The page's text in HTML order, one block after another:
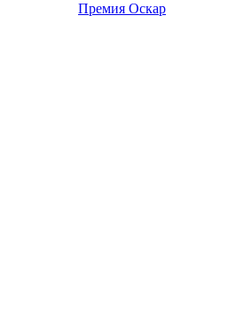
Премия Оскар